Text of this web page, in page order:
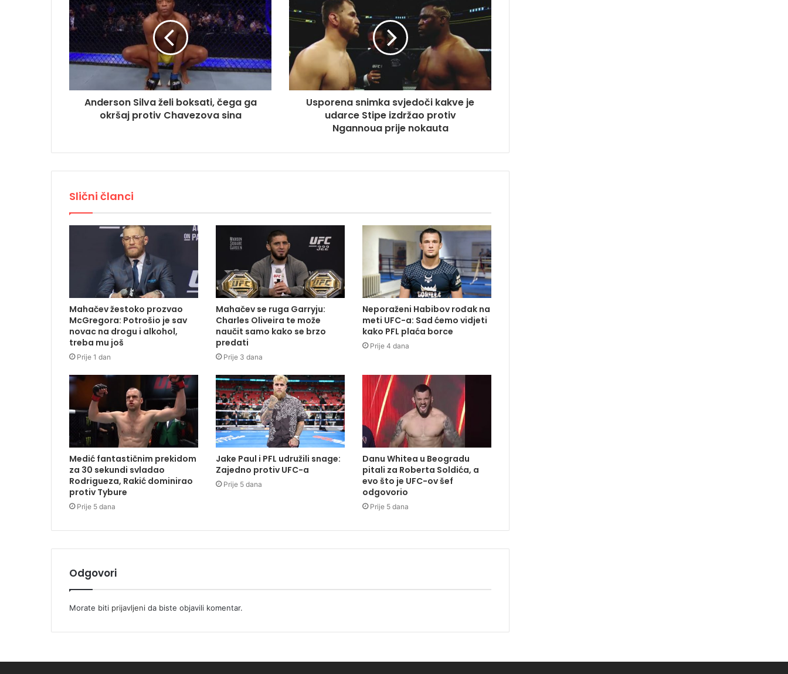
Anderson Silva želi boksati, čega ga
okršaj protiv Chavezova sina
Usporena snimka svjedoči kakve je
udarce Stipe izdržao protiv
Ngannoua prije nokauta
Slični članci
Mahačev žestoko prozvao
McGregora: Potrošio je sav
novac na drogu i alkohol,
treba mu još
Prije 1 dan
Mahačev se ruga Garryju:
Charles Oliveira te može
naučit samo kako se brzo
predati
Prije 3 dana
Neporaženi Habibov rođak na
meti UFC-a: Sad ćemo vidjeti
kako PFL plaća borce
Prije 4 dana
Medić fantastičnim prekidom
za 30 sekundi svladao
Rodrigueza, Rakić dominirao
protiv Tybure
Prije 5 dana
Jake Paul i PFL udružili snage:
Zajedno protiv UFC-a
Prije 5 dana
Danu Whitea u Beogradu
pitali za Roberta Soldića, a
evo što je UFC-ov šef
odgovorio
Prije 5 dana
Odgovori
Morate biti prijavljeni da biste objavili komentar.